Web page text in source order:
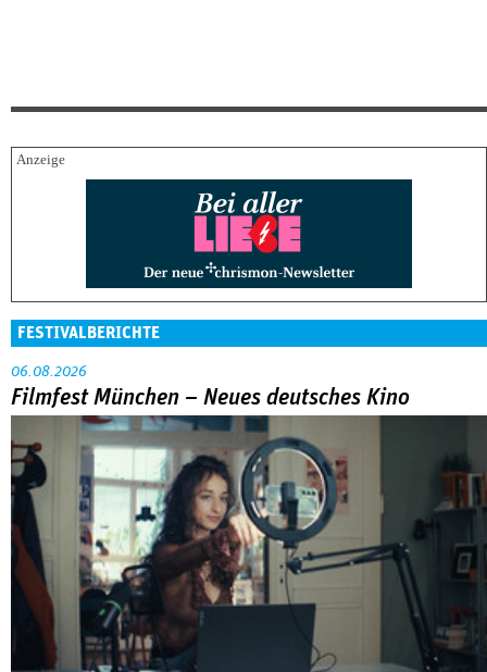
FESTIVALBERICHTE
06.08.2026
Filmfest München – Neues deutsches Kino